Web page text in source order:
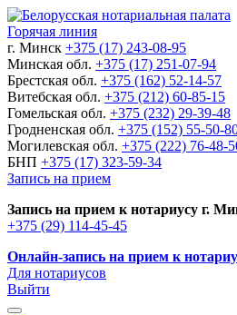
Горячая линия
г. Минск +375 (17) 243-08-95
Минская обл. +375 (17) 251-07-94
Брестская обл. +375 (162) 52-14-57
Витебская обл. +375 (212) 60-85-15
Гомельская обл. +375 (232) 29-39-48
Гродненская обл. +375 (152) 55-50-
Могилевская обл. +375 (222) 76-48-
БНП +375 (17) 323-59-34
Запись на прием
Запись на прием к нотариусу г.
+375 (29) 114-45-45
Онлайн-запись на прием к
Для нотариусов
Выйти